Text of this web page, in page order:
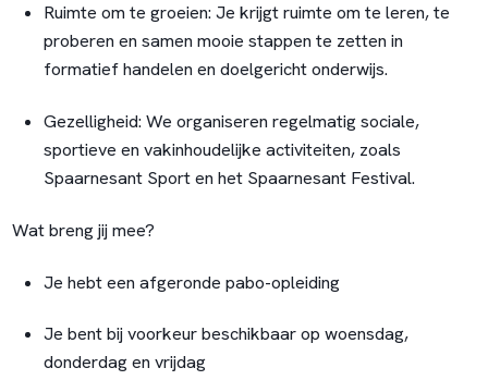
Ruimte om te groeien: Je krijgt ruimte om te leren, te
proberen en samen mooie stappen te zetten in
formatief handelen en doelgericht onderwijs.
Gezelligheid: We organiseren regelmatig sociale,
sportieve en vakinhoudelijke activiteiten, zoals
Spaarnesant Sport en het Spaarnesant Festival.
Wat breng jij mee?
Je hebt een afgeronde pabo-opleiding
Je bent bij voorkeur beschikbaar op woensdag,
donderdag en vrijdag